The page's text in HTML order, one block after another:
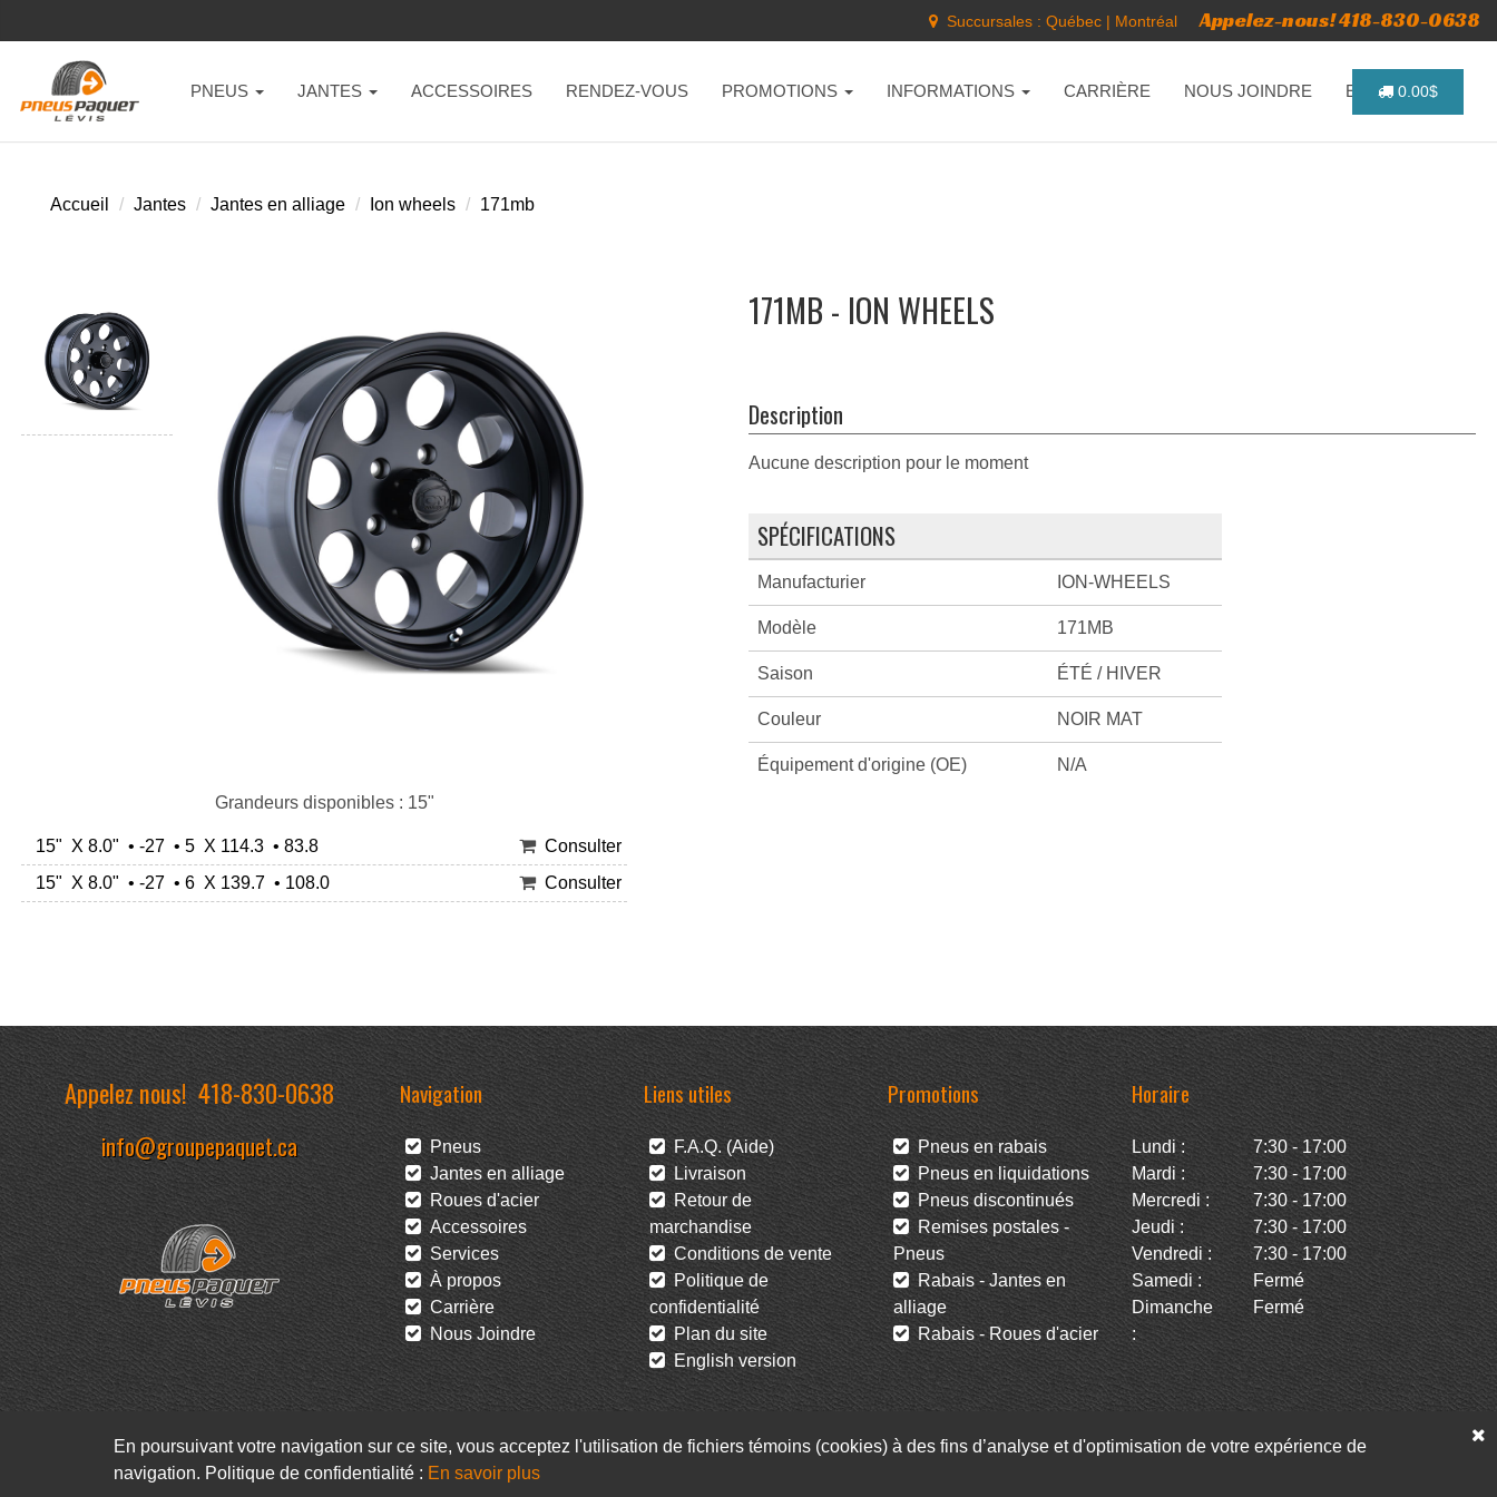
Succursales : Québec | Montréal Appelez-nous! 418-830-0638
PNEUS JANTES ACCESSOIRES RENDEZ-VOUS PROMOTIONS INFORMATIONS CARRIÈRE NOUS JOINDRE ENGLISH
0.00$
Accueil Jantes Jantes en alliage Ion wheels 171mb
Grandeurs disponibles : 15"
15" X 8.0" • -27 • 5 X 114.3 • 83.8
Consulter
15" X 8.0" • -27 • 6 X 139.7 • 108.0
Consulter
171MB - ION WHEELS
Description
Aucune description pour le moment
SPÉCIFICATIONS
Manufacturier ION-WHEELS
Modèle 171MB
Saison ÉTÉ / HIVER
Couleur NOIR MAT
Équipement d'origine (OE) N/A
Appelez nous!418-830-0638
info@groupepaquet.ca
Navigation
Pneus
Jantes en alliage
Roues d'acier
Accessoires
Services
À propos
Carrière
Nous Joindre
Liens utiles
F.A.Q. (Aide)
Livraison
Retour de
marchandise
Conditions de vente
Politique de
confidentialité
Plan du site
English version
Promotions
Pneus en rabais
Pneus en liquidations
Pneus discontinués
Remises postales -
Pneus
Rabais - Jantes en
alliage
Rabais - Roues d'acier
Horaire
Lundi :
7:30 - 17:00
Mardi :
7:30 - 17:00
Mercredi :
7:30 - 17:00
Jeudi :
7:30 - 17:00
Vendredi :
7:30 - 17:00
Samedi :
Fermé
Dimanche
:
Fermé
En poursuivant votre navigation sur ce site, vous acceptez l'utilisation de fichiers témoins (cookies) à des fins d’analyse et d'optimisation de votre expérience de
navigation. Politique de confidentialité : En savoir plus